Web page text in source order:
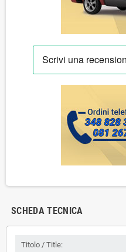
SCHEDA TECNICA
Titolo / Title: